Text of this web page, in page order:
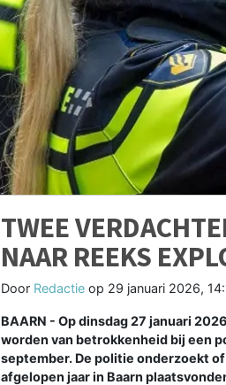
TWEE
NAAR REEKS
Door Redactie op 29 januari 2026,
BAARN - Op dinsdag 27 januari
worden van betrokkenheid bij een
september. De politie onderzoekt
afgelopen jaar in Baarn